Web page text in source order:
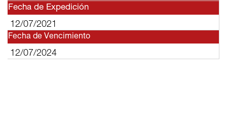
Fecha de Expedición
12/07/2021
Fecha de Vencimiento
12/07/2024